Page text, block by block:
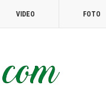
VIDEO FOTO
WISATA